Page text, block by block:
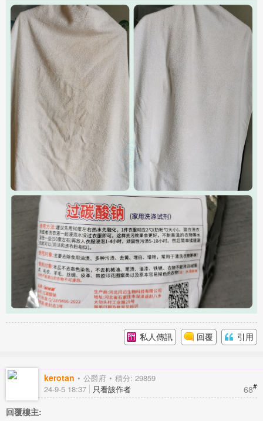
私人傳訊 回覆 引用
kerotan 公爵府 積分: 29859
68#
24-9-5 18:37 只看該作者
回覆樓主: